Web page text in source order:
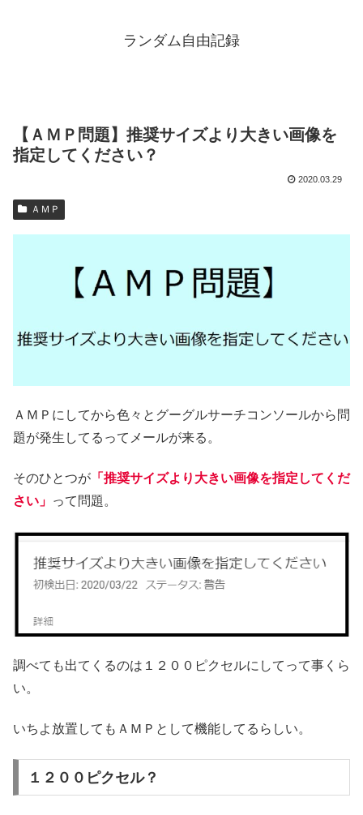
ランダム自由記録
【ＡＭＰ問題】推奨サイズより大きい画像を
指定してください？
2020.03.29
ＡＭＰ
ＡＭＰにしてから色々とグーグルサーチコンソールから問
題が発生してるってメールが来る。
そのひとつが 「推奨サイズより大きい画像を指定してくだ
さい」 って問題。
調べても出てくるのは１２００ピクセルにしてって事くら
い。
いちよ放置してもＡＭＰとして機能してるらしい。
１２００ピクセル？